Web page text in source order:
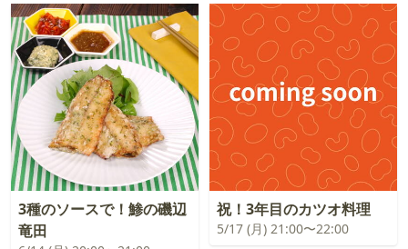
3種のソースで！鯵の磯辺
竜田
祝！3年目のカツオ料理
5/17 (月) 21:00〜22:00